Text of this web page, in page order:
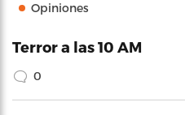
Opiniones
Terror a las 10 AM
0